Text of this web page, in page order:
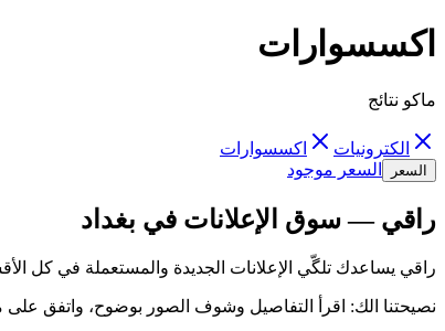
اكسسوارات
ماكو نتائج
الكترونيات اكسسوارات
السعر السعر موجود
راقي — سوق الإعلانات في بغداد
راقي يساعدك تلگّي الإعلانات الجديدة والمستعملة في كل
نصيحتنا الك: اقرأ التفاصيل وشوف الصور بوضوح، واتفق على